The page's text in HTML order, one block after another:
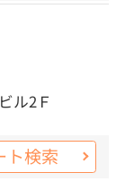
ル2Ｆ
ト検索